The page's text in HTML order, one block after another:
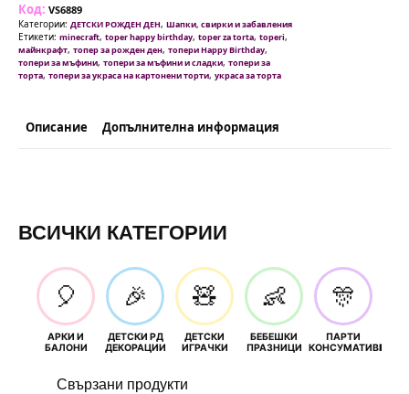
(Minecraft
ТNT)
-
6
броя
Код: VS6889
Категории: ДЕТСКИ РОЖДЕН ДЕН, Шапки, свирки и забавления
Етикети: minecraft, toper happy birthday, toper za torta, toperi,
майнкрафт, топер за рожден ден, топери Happy Birthday,
топери за мъфини, топери за мъфини и сладки, топери за
торта, топери за украса на картонени торти, украса за торта
Описание Допълнителна информация
ВСИЧКИ КАТЕГОРИИ
🎈
АРКИ И
БАЛОНИ
🎉
ДЕТСКИ РД
ДЕКОРАЦИИ
🧸
ДЕТСКИ
ИГРАЧКИ
👶
БЕБЕШКИ
ПРАЗНИЦИ
🎊
ПАРТИ
КОНСУМАТИВИ
Свързани продукти